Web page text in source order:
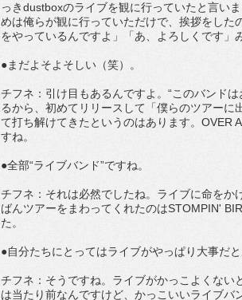
っきdustboxのライブを観に行っていたと言い
めは俺らが観に行っていただけで、挨拶をした
をやっているんですよ」「あ、よろしくです」
●まだよそよそしい（笑）。
チフネ：引け目もあるんですよ。“このバンド
るから、初めてリリースして「僕らのツアー
て打ち解けてきたというのはあります。OVER
すね。
●全部“ライブバンド”ですね。
チフネ：それは必然でしたね。ライブに命をか
ばんツアーをまわってくれたのはSTOMPIN'
た。
●自分たちにとってはライブがやっぱり大事だと
チフネ：そうですね。ライブがかっこよくな
は当たり前なんですけど、かっこいいライブ